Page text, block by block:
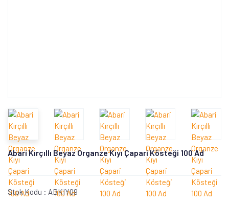
Abari Kırçıllı Beyaz Organze Kıyı Çapari Kösteği 100 Ad
Stok Kodu : ABKIY09